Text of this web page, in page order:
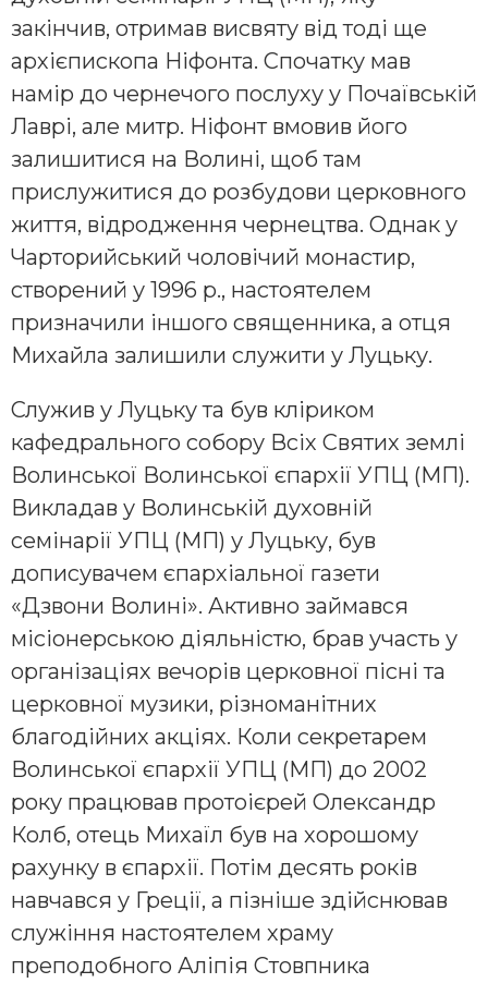
закінчив, отримав висвяту від тоді ще
архієпископа Ніфонта. Спочатку мав
намір до чернечого послуху у Почаївській
Лаврі, але митр. Ніфонт вмовив його
залишитися на Волині, щоб там
прислужитися до розбудови церковного
життя, відродження чернецтва. Однак у
Чарторийський чоловічий монастир,
створений у 1996 р., настоятелем
призначили іншого священника, а отця
Михайла залишили служити у Луцьку.
Служив у Луцьку та був кліриком
кафедрального собору Всіх Святих землі
Волинської Волинської єпархії УПЦ (МП).
Викладав у Волинській духовній
семінарії УПЦ (МП) у Луцьку, був
дописувачем єпархіальної газети
«Дзвони Волині». Активно займався
місіонерською діяльністю, брав участь у
організаціях вечорів церковної пісні та
церковної музики, різноманітних
благодійних акціях. Коли секретарем
Волинської єпархії УПЦ (МП) до 2002
року працював протоієрей Олександр
Колб, отець Михаїл був на хорошому
рахунку в єпархії. Потім десять років
навчався у Греції, а пізніше здійснював
служіння настоятелем храму
преподобного Аліпія Стовпника